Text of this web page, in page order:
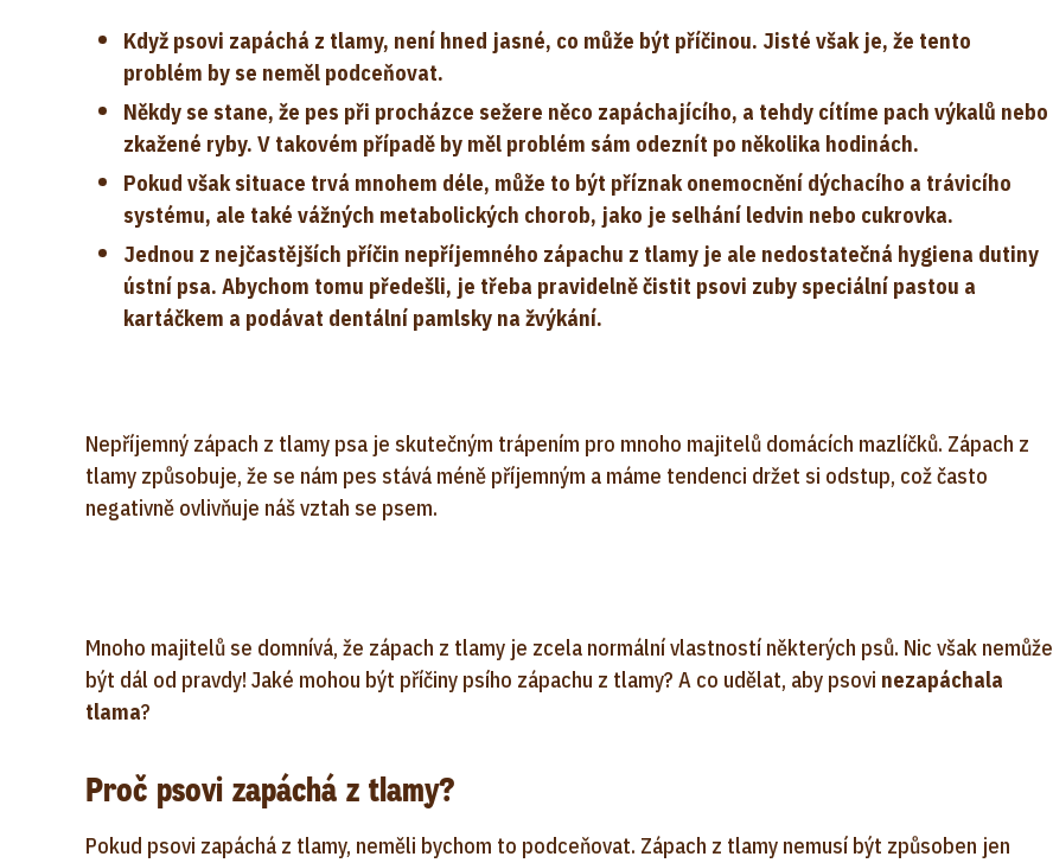
Když psovi zapáchá z tlamy, není hned jasné, co může být příčinou. Jisté však je, že tento
problém by se neměl podceňovat.
Někdy se stane, že pes při procházce sežere něco zapáchajícího, a tehdy cítíme pach výkalů nebo
zkažené ryby. V takovém případě by měl problém sám odeznít po několika hodinách.
Pokud však situace trvá mnohem déle, může to být příznak onemocnění dýchacího a trávicího
systému, ale také vážných metabolických chorob, jako je selhání ledvin nebo cukrovka.
Jednou z nejčastějších příčin nepříjemného zápachu z tlamy je ale nedostatečná hygiena dutiny
ústní psa. Abychom tomu předešli, je třeba pravidelně čistit psovi zuby speciální pastou a
kartáčkem a podávat dentální pamlsky na žvýkání.
Nepříjemný zápach z tlamy psa je skutečným trápením pro mnoho majitelů domácích mazlíčků. Zápach z
tlamy způsobuje, že se nám pes stává méně příjemným a máme tendenci držet si odstup, což často
negativně ovlivňuje náš vztah se psem.
Mnoho majitelů se domnívá, že zápach z tlamy je zcela normální vlastností některých psů. Nic však nemůže
být dál od pravdy! Jaké mohou být příčiny psího zápachu z tlamy? A co udělat, aby psovi nezapáchala
tlama?
Proč psovi zapáchá z tlamy?
Pokud psovi zapáchá z tlamy, neměli bychom to podceňovat. Zápach z tlamy nemusí být způsoben jen